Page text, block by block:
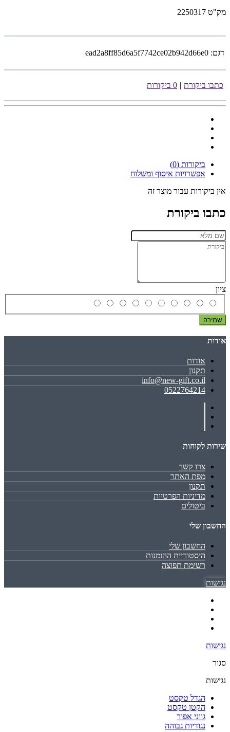
מק"ט 2250317
דגם: ead2a8ff85d6a5f7742ce02b942d66e0
כתבו ביקורת | 0 ביקורות
ביקורות (0)
אפשרויות איסוף ומשלוח
אין ביקורות עבור מוצר זה
כתבו ביקורת
ציון
שמירה
אודות
אודות
תקנון
info@new-gift.co.il
0522764214
שירות לקוחות
צרו קשר
מפת האתר
תקנון
מדיניות הפרטיות
ביטולים
החשבון שלי
החשבון שלי
היסטוריית ההזמנות
רשימת תפוצה
נגישות
נגישות
סגור
נגישות
הגדל טקסט
הקטן טקסט
גווני אפור
נגודיות גבוהה